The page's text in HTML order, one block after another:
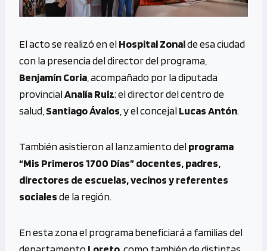
El acto se realizó en elHospital Zonalde esa ciudad
con la presencia del director del programa,
Benjamín Coria , acompañado por la diputada
provincialAnalía Ruiz; el director del centro de
salud, Santiago Ávalos , y el concejalLucas Antón.
También asistieron al lanzamiento delprograma
“Mis Primeros 1700 Días” docentes, padres,
directores de escuelas, vecinos y referentes
socialesde la región.
En esta zona el programa beneficiará a familias del